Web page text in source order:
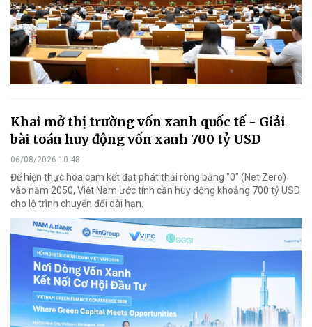
Khai mở thị trường vốn xanh quốc tế - Giải
bài toán huy động vốn xanh 700 tỷ USD
06/08/2026 10:48
Để hiện thực hóa cam kết đạt phát thải ròng bằng "0" (Net Zero)
vào năm 2050, Việt Nam ước tính cần huy động khoảng 700 tỷ USD
cho lộ trình chuyển đổi dài hạn.